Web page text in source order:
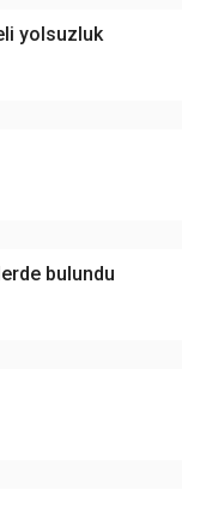
yolsuzluk
bulundu